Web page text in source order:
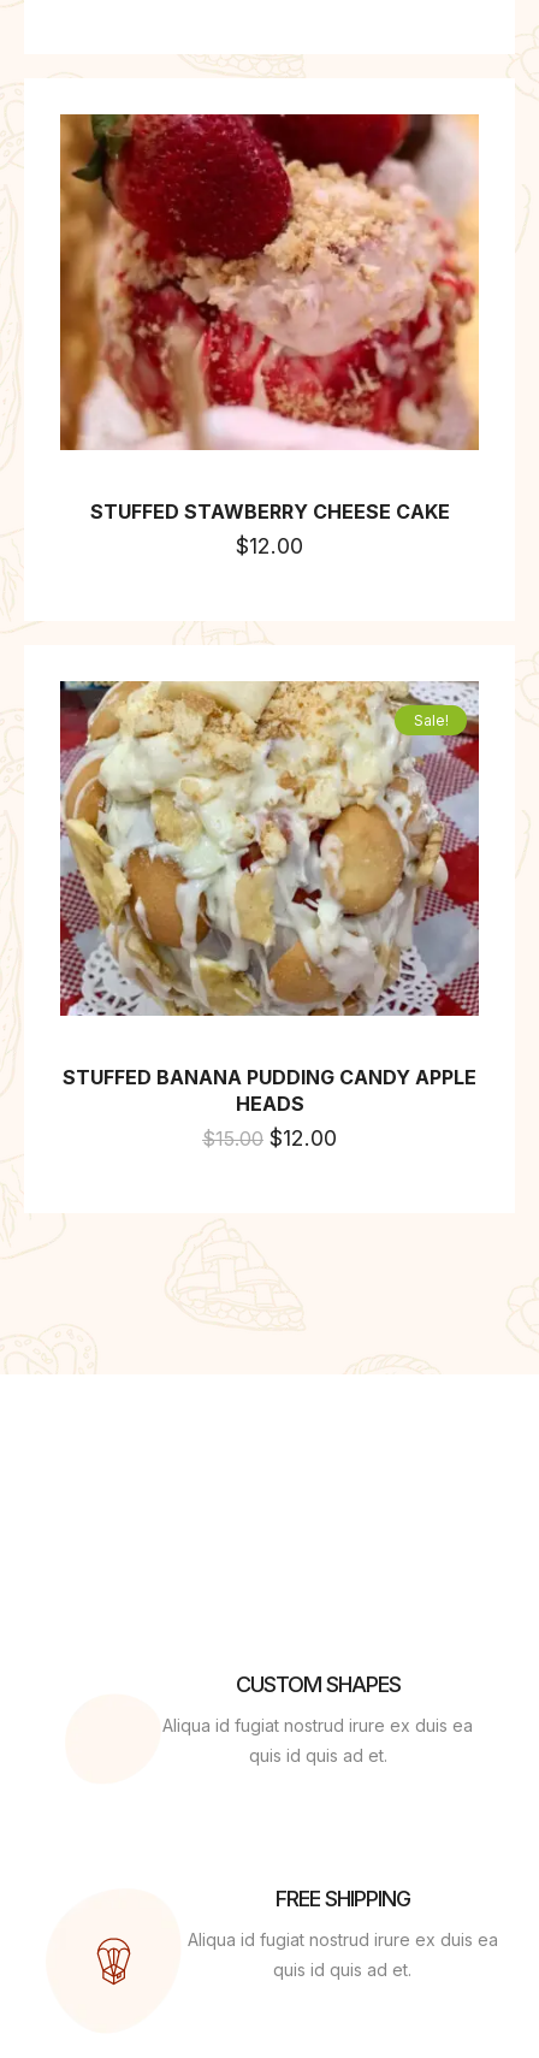
STUFFED STAWBERRY CHEESE CAKE
$12.00
Sale!
STUFFED BANANA PUDDING CANDY APPLE
HEADS
$15.00 $12.00
CUSTOM SHAPES
Aliqua id fugiat nostrud irure ex duis ea
quis id quis ad et.
FREE SHIPPING
Aliqua id fugiat nostrud irure ex duis ea
quis id quis ad et.